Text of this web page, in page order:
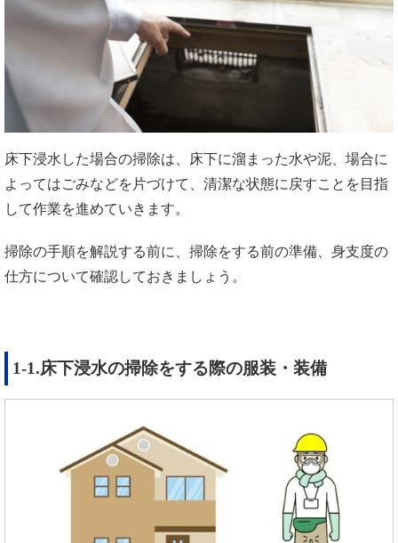
床下浸水した場合の掃除は、床下に溜まった水や泥、場合に
よってはごみなどを片づけて、清潔な状態に戻すことを目指
して作業を進めていきます。
掃除の手順を解説する前に、掃除をする前の準備、身支度の
仕方について確認しておきましょう。
1-1.床下浸水の掃除をする際の服装・装備